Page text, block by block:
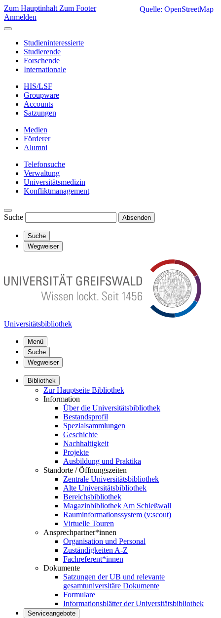
Zum Hauptinhalt Zum Footer
Anmelden
Studieninteressierte
Studierende
Forschende
Internationale
HIS/LSF
Groupware
Accounts
Satzungen
Medien
Förderer
Alumni
Telefonsuche
Verwaltung
Universitätsmedizin
Konfliktmanagement
Suche Absenden
Suche
Wegweiser
Universitätsbibliothek
Menü
Suche
Wegweiser
Bibliothek
Zur Hauptseite Bibliothek
Information
Über die Universitätsbibliothek
Bestandsprofil
Spezialsammlungen
Geschichte
Nachhaltigkeit
Projekte
Ausbildung und Praktika
Standorte / Öffnungszeiten
Zentrale Universitätsbibliothek
Alte Universitätsbibliothek
Bereichsbibliothek
Magazinbibliothek Am Schießwall
Rauminformationssystem (v:scout)
Virtuelle Touren
Ansprechpartner*innen
Organisation und Personal
Zuständigkeiten A-Z
Fachreferent*innen
Dokumente
Satzungen der UB und relevante
gesamtuniversitäre Dokumente
Formulare
Informationsblätter der Universitätsbibliothek
Serviceangebote
Quelle: OpenStreetMap